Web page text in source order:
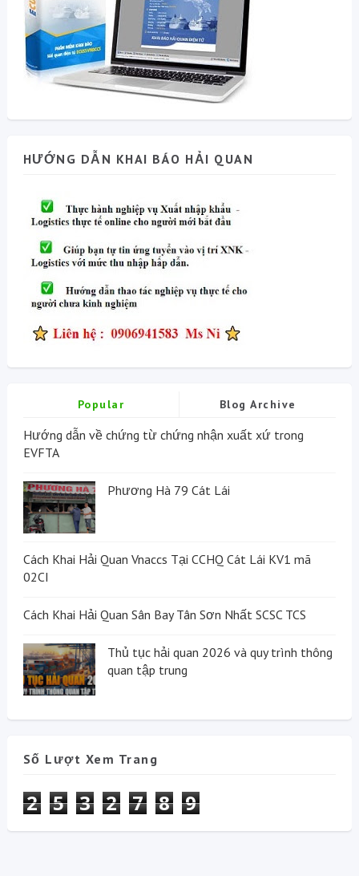
HƯỚNG DẪN KHAI BÁO HẢI QUAN
Popular Blog Archive
Hướng dẫn về chứng từ chứng nhận xuất xứ trong
EVFTA
Phương Hà 79 Cát Lái
Cách Khai Hải Quan Vnaccs Tại CCHQ Cát Lái KV1 mã
02CI
Cách Khai Hải Quan Sân Bay Tân Sơn Nhất SCSC TCS
Thủ tục hải quan 2026 và quy trình thông
quan tập trung
Số Lượt Xem Trang
2 5 3 2 7 8 9